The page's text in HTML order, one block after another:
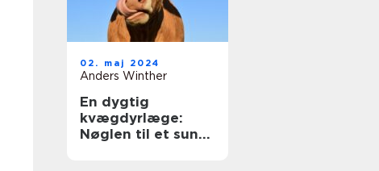
02. maj 2024
Anders Winther
En dygtig
kvægdyrlæge:
Nøglen til et sundt